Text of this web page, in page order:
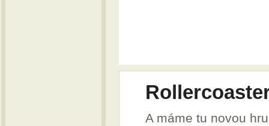
A máme tu novou